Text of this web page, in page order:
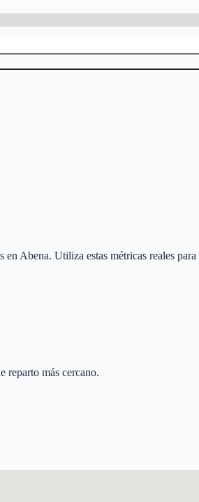
en Abena. Utiliza estas métricas reales
reparto más cercano.